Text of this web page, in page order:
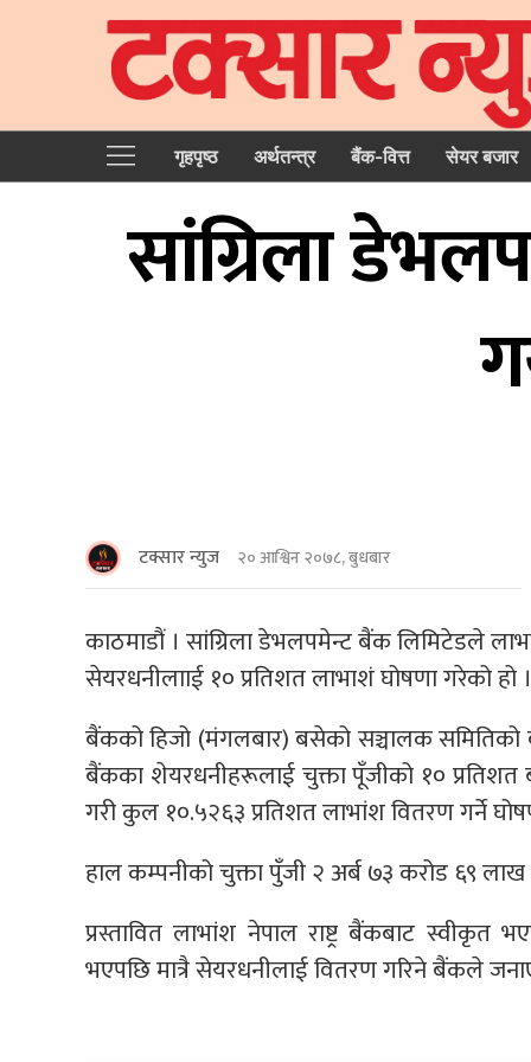
गृहपृष्‍ठ अर्थतन्त्र बैंक-वित्त सेयर बजार
सांग्रिला
टक्सार न्युज २० आश्विन २०७८, बुधबार
काठमाडौं । सांग्रिला डेभलपमेन्ट बैंक लिमिटेडले
सेयरधनीलााई १० प्रतिशत लाभाशं घोषणा गरेको हो ।
बैंकको हिजो (मंगलबार) बसेको सञ्चालक
बैंकका शेयरधनीहरूलाई चुक्ता पूँजीको १० प्रतिशत
गरी कुल १०.५२६३ प्रतिशत लाभांश वितरण गर्ने
हाल कम्पनीको चुक्ता पुँजी २ अर्ब ७३ करोड ६९
प्रस्तावित लाभांश नेपाल राष्ट्र बैंकबाट स्वीकृत
भएपछि मात्रै सेयरधनीलाई वितरण गरिने बैंकले